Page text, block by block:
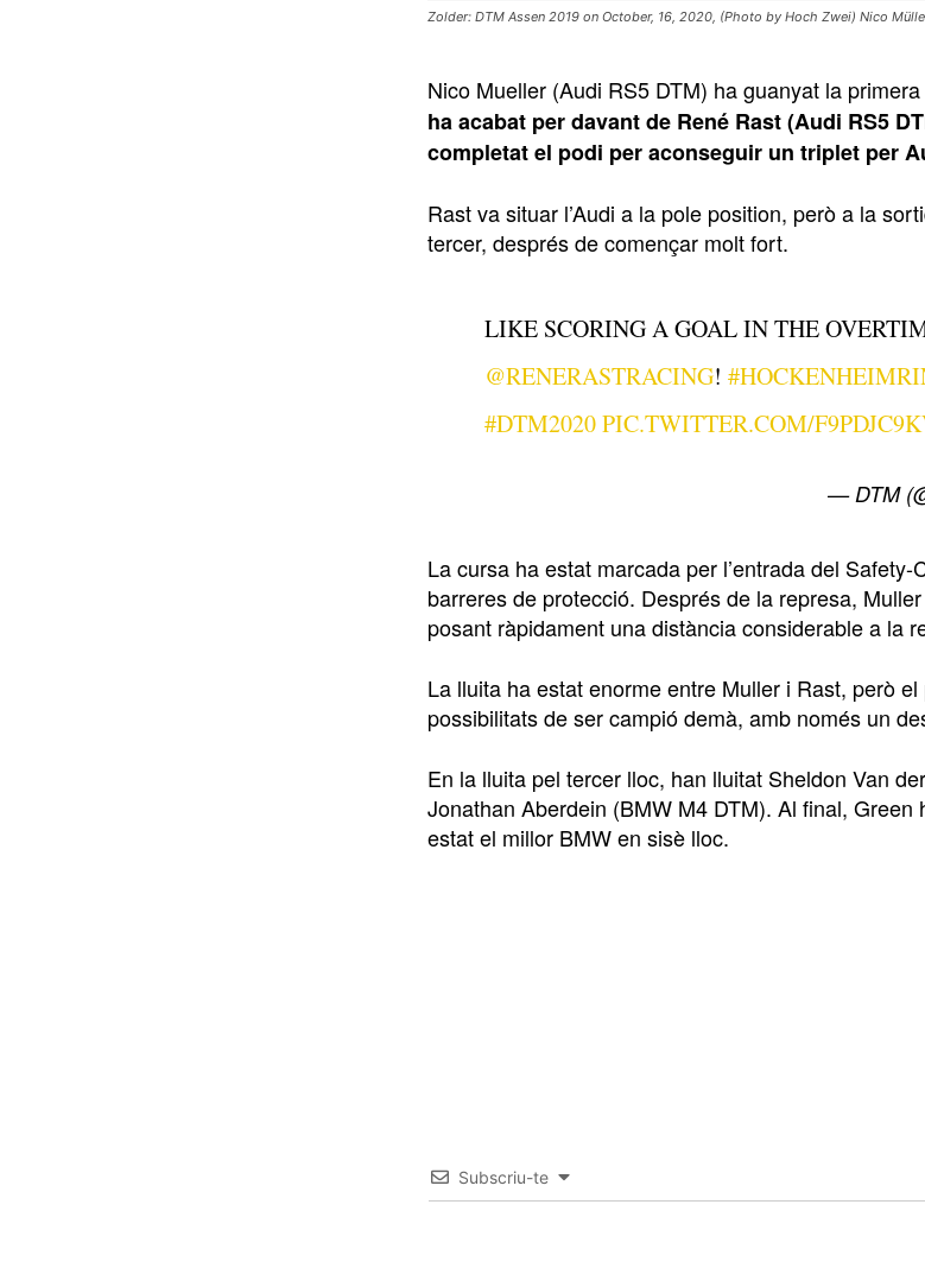
Zolder: DTM Assen 2019 on October, 16, 2020, (Photo by Hoch Zwei) Nico
Nico Mueller (Audi RS5 DTM) ha guanyat la
ha acabat per davant de René Rast (Audi RS5
completat el podi per aconseguir un triplet per
Rast va situar l’Audi a la pole position, però a la
tercer, després de començar molt fort.
LIKE SCORING A GOAL IN THE
@RENERASTRACING!
#DTM2020PIC.TWITTER.COM/
— DTM
La cursa ha estat marcada per l’entrada del
barreres de protecció. Després de la represa,
posant ràpidament una distància considerable a la
La lluita ha estat enorme entre Muller i Rast, però
possibilitats de ser campió demà, amb només un
En la lluita pel tercer lloc, han lluitat Sheldon Van
Jonathan Aberdein (BMW M4 DTM). Al final,
estat el millor BMW en sisè lloc.
Subscriu-te